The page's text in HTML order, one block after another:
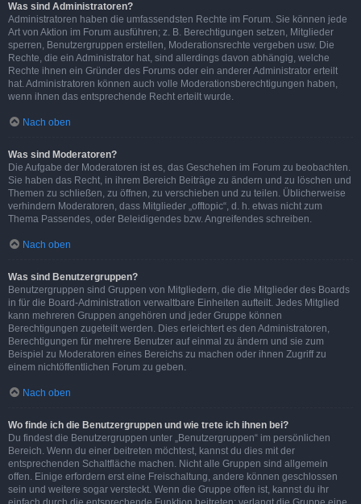
Was sind Administratoren?
Administratoren haben die umfassendsten Rechte im Forum. Sie können jede
Art von Aktion im Forum ausführen; z. B. Berechtigungen setzen, Mitglieder
sperren, Benutzergruppen erstellen, Moderationsrechte vergeben usw. Die
Rechte, die ein Administrator hat, sind allerdings davon abhängig, welche
Rechte ihnen ein Gründer des Forums oder ein anderer Administrator erteilt
hat. Administratoren können auch volle Moderationsberechtigungen haben,
wenn ihnen das entsprechende Recht erteilt wurde.
Nach oben
Was sind Moderatoren?
Die Aufgabe der Moderatoren ist es, das Geschehen im Forum zu beobachten.
Sie haben das Recht, in ihrem Bereich Beiträge zu ändern und zu löschen und
Themen zu schließen, zu öffnen, zu verschieben und zu teilen. Üblicherweise
verhindern Moderatoren, dass Mitglieder „offtopic“, d. h. etwas nicht zum
Thema Passendes, oder Beleidigendes bzw. Angreifendes schreiben.
Nach oben
Was sind Benutzergruppen?
Benutzergruppen sind Gruppen von Mitgliedern, die die Mitglieder des Boards
in für die Board-Administration verwaltbare Einheiten aufteilt. Jedes Mitglied
kann mehreren Gruppen angehören und jeder Gruppe können
Berechtigungen zugeteilt werden. Dies erleichtert es den Administratoren,
Berechtigungen für mehrere Benutzer auf einmal zu ändern und sie zum
Beispiel zu Moderatoren eines Bereichs zu machen oder ihnen Zugriff zu
einem nichtöffentlichen Forum zu geben.
Nach oben
Wo finde ich die Benutzergruppen und wie trete ich ihnen bei?
Du findest die Benutzergruppen unter „Benutzergruppen“ im persönlichen
Bereich. Wenn du einer beitreten möchtest, kannst du dies mit der
entsprechenden Schaltfläche machen. Nicht alle Gruppen sind allgemein
offen. Einige erfordern erst eine Freischaltung, andere können geschlossen
sein und weitere sogar versteckt. Wenn die Gruppe offen ist, kannst du ihr